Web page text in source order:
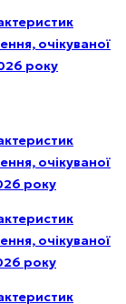
очікуваної
року
очікуваної
року
очікуваної
року